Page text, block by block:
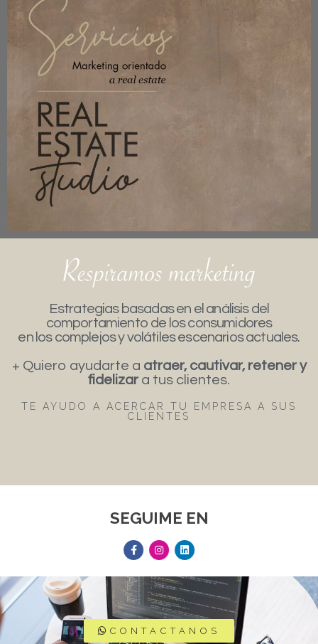
Estrategias basadas en el análisis del
comportamiento de los consumidores
en los complejos y volátiles escenarios actuales.
+ Quiero ayudarte a atraer, cautivar, retener y
fidelizar a tus clientes.
TE AYUDO A ACERCAR TU EMPRESA A SUS
CLIENTES
SEGUIME EN
CONTACTANOS